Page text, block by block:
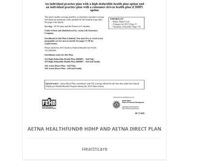
AETNA HEALTHFUND® HDHP AND AETNA DIRECT PLAN
Healthcare